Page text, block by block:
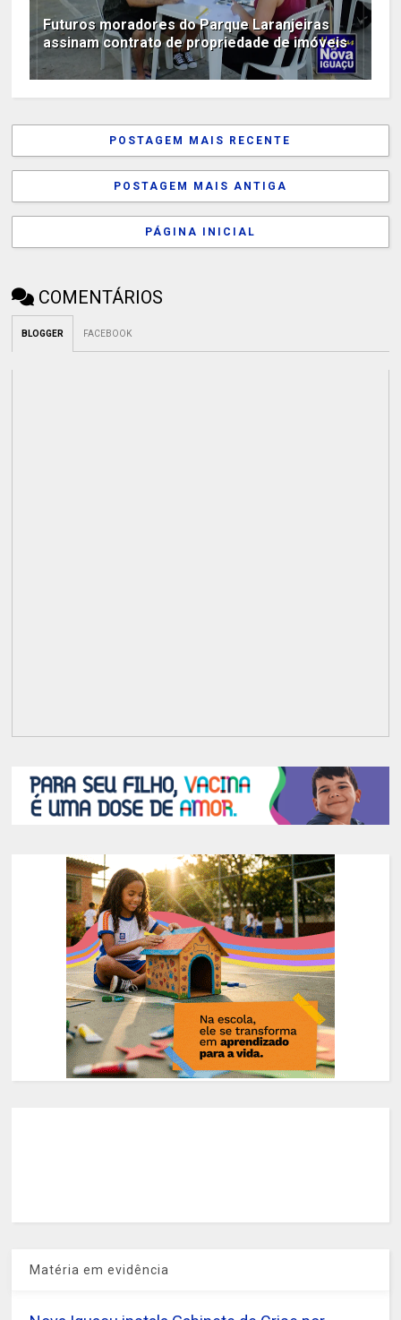
Futuros moradores do Parque Laranjeiras
assinam contrato de propriedade de imóveis
POSTAGEM MAIS RECENTE
POSTAGEM MAIS ANTIGA
PÁGINA INICIAL
COMENTÁRIOS
BLOGGER FACEBOOK
Matéria em evidência